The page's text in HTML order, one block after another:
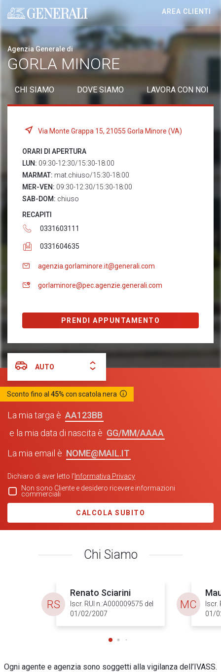
Generali logo
AREA CLIENTI
Agenzia Generale di
GORLA MINORE
CHI SIAMO DOVE SIAMO LAVORA CON NOI
Via Monte Grappa 15, 21055 Gorla Minore (VA)
ORARI DI APERTURA
LUN: 09:30-12:30/15:30-18:00
MARMAT: mat.chiuso/15:30-18:00
MER-VEN: 09:30-12:30/15:30-18:00
SAB-DOM: chiuso
RECAPITI
0331603111
0331604635
agenzia.gorlaminore.it@generali.com
gorlaminore@pec.agenzie.generali.com
PRENDI APPUNTAMENTO
AUTO
Sconto fino al 45% con scatola nera
La mia targa è
AA123BB
e la mia data di nascita è
GG/MM/AAAA
La mia email è NOME@MAIL.IT
Dichiaro di aver letto l' Informativa Privacy
Non sono Cliente e desidero ricevere informazioni
commerciali
CALCOLA SUBITO
Chi Siamo
Renato Sciarini
Iscr. RUI n.:A000009575 del
01/02/2007
RS
Iscr.
01/
MC
Ogni agente e agenzia sono soggetti alla vigilanza dell’IVASS.